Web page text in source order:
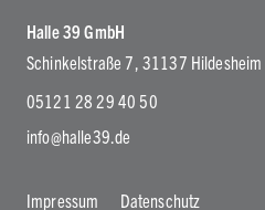
Halle 39 GmbH
Schinkelstraße 7, 31137 Hildesheim
05121 28 29 40 50
info@halle39.de
Impressum Datenschutz